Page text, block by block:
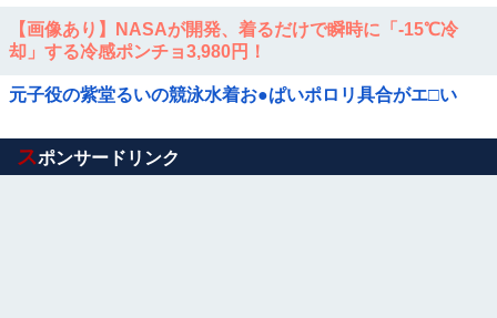
【画像あり】NASAが開発、着るだけで瞬時に「-15℃冷
却」する冷感ポンチョ3,980円！
元子役の紫堂るいの競泳水着お●ぱいポロリ具合がエ□い
Powered by livedoor 相互RSS
スポンサードリンク